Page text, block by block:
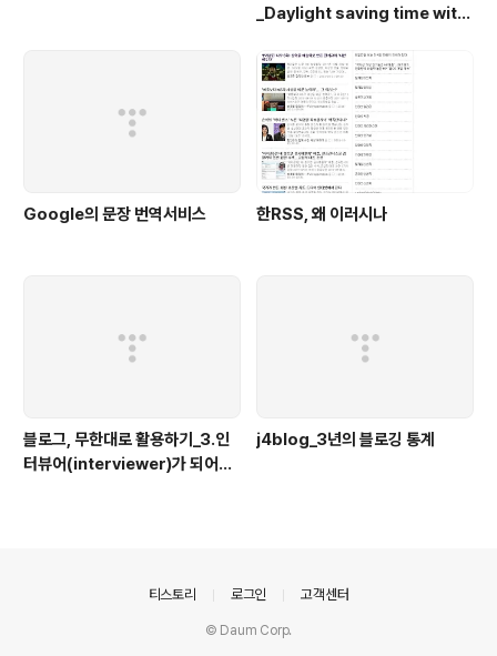
_Daylight saving time with
Google의 문장 번역서비스 한RSS, 왜 이러시나
블로그, 무한대로 활용하기_3.인
터뷰어(interviewer)가 되어보
j4blog_3년의 블로깅 통계
티스토리 로그인 고객센터
© Daum Corp.